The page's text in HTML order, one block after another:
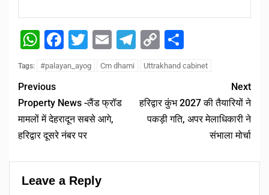
WhatsApp
Facebook
Twitter
EmailTelegram
Copy
Link
Tags: #palayan_ayog Cm dhami Uttrakhand cabinet
Previous
Property News -लैंड फ्रॉड
मामलों में देहरादून सबसे आगे,
हरिद्वार दूसरे नंबर पर
Next
हरिद्वार कुंभ 2027 की तैयारियों ने
पकड़ी गति, अपर मेलाधिकारी ने
संभाला मोर्चा
Leave a Reply